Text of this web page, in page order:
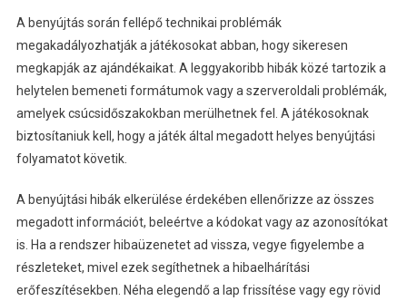
A benyújtás során fellépő technikai problémák
megakadályozhatják a játékosokat abban, hogy sikeresen
megkapják az ajándékaikat. A leggyakoribb hibák közé tartozik a
helytelen bemeneti formátumok vagy a szerveroldali problémák,
amelyek csúcsidőszakokban merülhetnek fel. A játékosoknak
biztosítaniuk kell, hogy a játék által megadott helyes benyújtási
folyamatot követik.
A benyújtási hibák elkerülése érdekében ellenőrizze az összes
megadott információt, beleértve a kódokat vagy az azonosítókat
is. Ha a rendszer hibaüzenetet ad vissza, vegye figyelembe a
részleteket, mivel ezek segíthetnek a hibaelhárítási
erőfeszítésekben. Néha elegendő a lap frissítése vagy egy rövid